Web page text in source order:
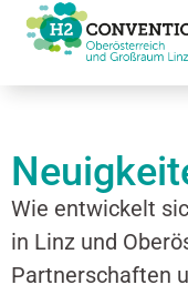
Wie entwickelt
in Linz und
Partnerschaften